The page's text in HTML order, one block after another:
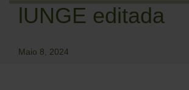
lUNGE editada
Maio 8, 2024